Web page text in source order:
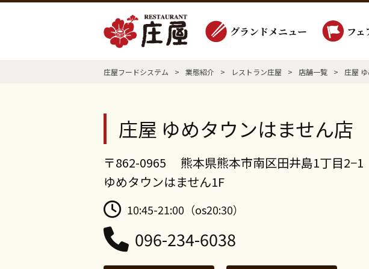
グランドメニュー フェ
庄屋フードシステム > 業態紹介 > レストラン庄屋 > 店舗一覧 > 庄屋
庄屋 ゆめタウンはません店
〒862-0965 熊本県熊本市南区田井島1丁目2−1
ゆめタウンはません1F
10:45-21:00（os20:30）
096-234-6038